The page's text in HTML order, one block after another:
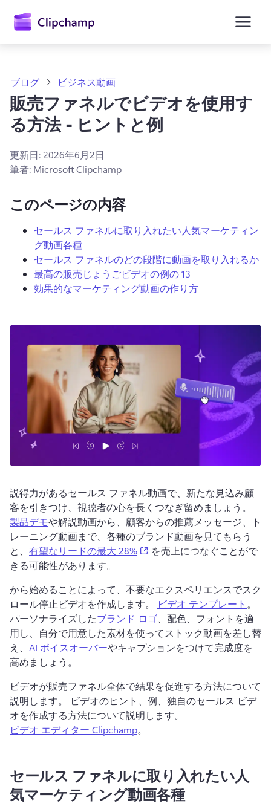
テ
無料で試す
ブログ ビジネス動画
販売ファネルでビデオを使用す
る方法 - ヒントと例
更新日: 2026年6月2日
筆者: Microsoft Clipchamp
このページの内容
セールス ファネルに取り入れたい人気マーケティン
グ動画各種
セールス ファネルのどの段階に動画を取り入れるか
最高の販売じょうごビデオの例の 13
効果的なマーケティング動画の作り方
説得力があるセールス ファネル動画で、新たな見込み顧
客を引きつけ、視聴者の心を長くつなぎ留めましょう。
製品デモや解説動画から、顧客からの推薦メッセージ、ト
レーニング動画まで、各種のブランド動画を見てもらう
と、 有望なリードの最大 28% (opens in a new tab)
を売上につなぐことがで
きる可能性があります。
から始めることによって、不要なエクスペリエンスでスク
ロール停止ビデオを作成します。
ビデオ テンプレート
パーソナライズしたブランド ロゴ 、配色、フォントを適
用し、自分で用意した素材を使ってストック動画を差し替
え、 AI ボイスオーバーやキャプションをつけて完成度を
高めましょう。
ビデオが販売ファネル全体で結果を促進する方法について
説明します。
ビデオのヒント、例、独自のセールス ビデ
オを作成する方法について説明します。
ビデオ エディター Clipchamp。
セールス ファネルに取り入れたい人
気マーケティング動画各種